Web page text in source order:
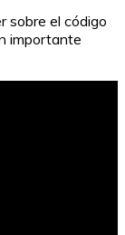
sobre el código
importante